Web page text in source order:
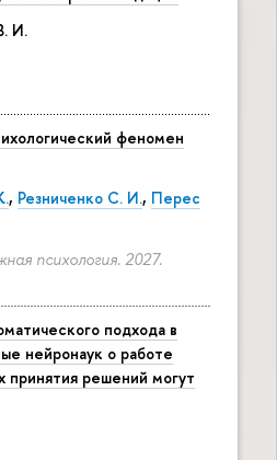
И.
феномен
, Резниченко С. И., Перес
психология. 2027.
подхода в
нейронаук о работе
принятия решений могут